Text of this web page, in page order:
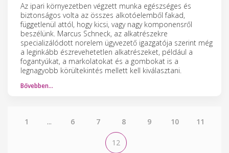
Az ipari környezetben végzett munka egészséges és
biztonságos volta az összes alkotóelemből fakad,
függetlenül attól, hogy kicsi, vagy nagy komponensről
beszélünk. Marcus Schneck, az alkatrészekre
specializálódott norelem ügyvezető igazgatója szerint még
a leginkább észrevehetetlen alkatrészeket, például a
fogantyúkat, a markolatokat és a gombokat is a
legnagyobb körültekintés mellett kell kiválasztani.
Bővebben…
1 ... 6 7 8 9 10 11
12